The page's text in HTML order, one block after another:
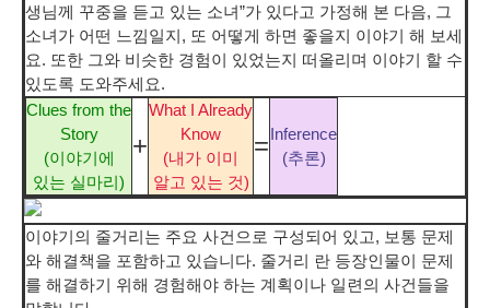
생님께 꾸중을 듣고 있는 소녀”가 있다고 가정해 본 다음, 그
소녀가 어떤 느낌일지, 또 어떻게 하면 좋을지 이야기 해 보세
요. 또한 그와 비슷한 경험이 있었는지 떠올리며 이야기 할 수
있도록 도와주세요.
Clues from the
Story
(이야기에
있는 실마리)
+
What I Already
Know
(내가 이미
알고 있는 것)
=Inference
(추론)
이야기의 줄거리는 주요 사건으로 구성되어 있고, 보통 문제
와 해결책을 포함하고 있습니다. 줄거리 란 등장인물이 문제
를 해결하기 위해 경험해야 하는 계획이나 일련의 사건들을